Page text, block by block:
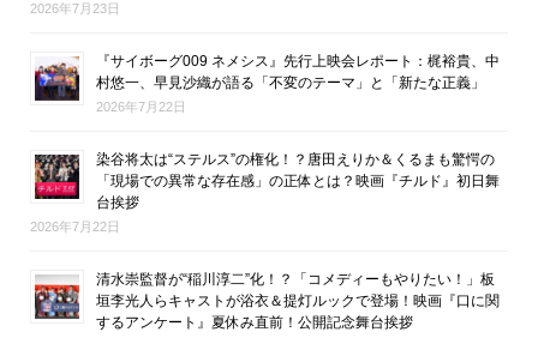
2026年7月23日
『サイボーグ009 ネメシス』先行上映会レポート：梶裕貴、中
村悠一、早見沙織が語る「不変のテーマ」と「新たな正義」
2026年7月22日
染谷将太は“ステルス”の権化！？唐田えりか＆くるまも驚愕の
「現場での異常な存在感」の正体とは？映画『チルド』初日舞
台挨拶
2026年7月22日
清水崇監督が“稲川淳二”化！？「コメディーもやりたい！」板
垣李光人らキャストが浴衣＆提灯ルックで登場！映画『口に関
するアンケート』夏休み直前！公開記念舞台挨拶